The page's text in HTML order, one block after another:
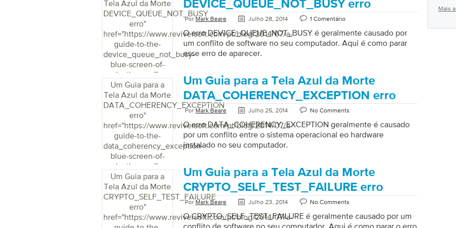
Tela Azul da Morte
DEVICE_QUEUE_NOT_BUSY
erro"
href="https://www.reviversoft.com/pt/blog/2014/07/a-
guide-to-the-
device_queue_not_busy-
blue-screen-of-
death-error/">
DEVICE_QUEUE_NOT_BUSY erro
Por Mark Beare Julho 28, 2014 1 Comentário
O erro DEVICE_QUEUE_NOT_BUSY é geralmente causado por
um conflito de software no seu computador. Aqui é como parar
esse erro de aparecer.
Um Guia para a
Tela Azul da Morte
DATA_COHERENCY_EXCEPTION
erro"
href="https://www.reviversoft.com/pt/blog/2014/07/a-
guide-to-the-
data_coherency_exception-
blue-screen-of-
death-error/">
Um Guia para a Tela Azul da Morte
DATA_COHERENCY_EXCEPTION erro
Por Mark Beare Julho 25, 2014 No Comments
O erro DATA_COHERENCY_EXCEPTION geralmente é causado
por um conflito entre o sistema operacional eo hardware
instalado no seu computador.
Um Guia para a
Tela Azul da Morte
CRYPTO_SELF_TEST_FAILURE
erro"
href="https://www.reviversoft.com/pt/blog/2014/07/a-
Um Guia para a Tela Azul da Morte
CRYPTO_SELF_TEST_FAILURE erro
Por Mark Beare Julho 23, 2014 No Comments
O CRYPTO_SELF_TEST_FAILURE é geralmente causado por um
conflito de software no seu computador. Aqui é como parar o erro
Mais